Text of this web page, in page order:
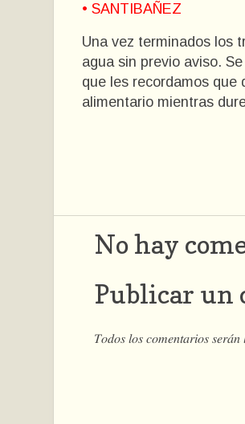
• SANTIBAÑEZ
Una vez terminados los
agua sin previo aviso.
que les recordamos que
alimentario mientras
No hay
Publicar un
𝑇𝑜𝑑𝑜𝑠 𝑙𝑜𝑠 𝑐𝑜𝑚𝑒𝑛𝑡𝑎𝑟𝑖𝑜𝑠